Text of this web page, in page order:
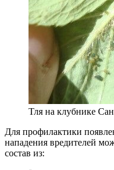
Тля на клубнике
Для профилактики
нападения вредителей
состав из: